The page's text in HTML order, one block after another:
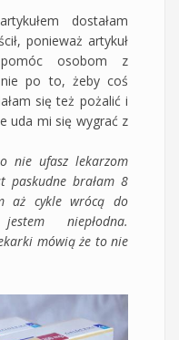
dostałam
ponieważ artykuł
osobom z
po to, żeby coś
się też pożalić i
uda mi się wygrać z
nie ufasz lekarzom
paskudne brałam 8
aż cykle wrócą do
niepłodna.
mówią że to nie